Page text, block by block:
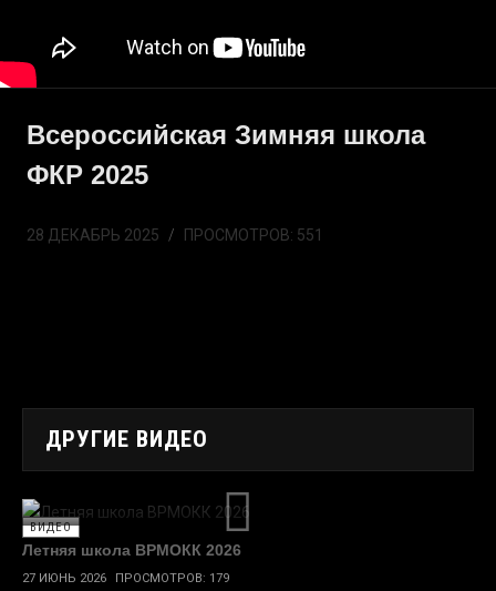
Всероссийская Зимняя школа
ФКР 2025
28 ДЕКАБРЬ 2025 ПРОСМОТРОВ: 551
ДРУГИЕ ВИДЕО
ВИДЕО
Летняя школа ВРМОКК 2026
27 ИЮНЬ 2026 ПРОСМОТРОВ: 179